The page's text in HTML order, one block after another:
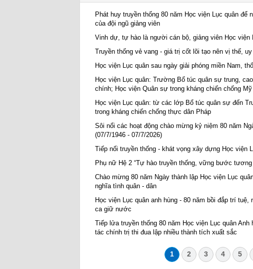
Phát huy truyền thống 80 năm Học viện Lục quân để
của đội ngũ giảng viên
Vinh dự, tự hào là người cán bộ, giảng viên Học viện
Truyền thống vẻ vang - giá trị cốt lõi tạo nên vị thế,
Học viện Lục quân sau ngày giải phóng miền Nam,
Học viện Lục quân: Trường Bổ túc quân sự trung,
chính; Học viện Quân sự trong kháng chiến chống
Học viện Lục quân: từ các lớp Bổ túc quân sự đến
trong kháng chiến chống thực dân Pháp
Sôi nổi các hoạt động chào mừng kỷ niệm 80 năm
(07/7/1946 - 07/7/2026)
Tiếp nối truyền thống - khát vọng xây dựng Học viện
Phụ nữ Hệ 2 “Tự hào truyền thống, vững bước tương
Chào mừng 80 năm Ngày thành lập Học viện Lục
nghĩa tình quân - dân
Học viện Lục quân anh hùng - 80 năm bồi đắp trí
ca giữ nước
Tiếp lửa truyền thống 80 năm Học viện Lục quân Anh
tác chính trị thi đua lập nhiều thành tích xuất sắc
1 2 3 4 5